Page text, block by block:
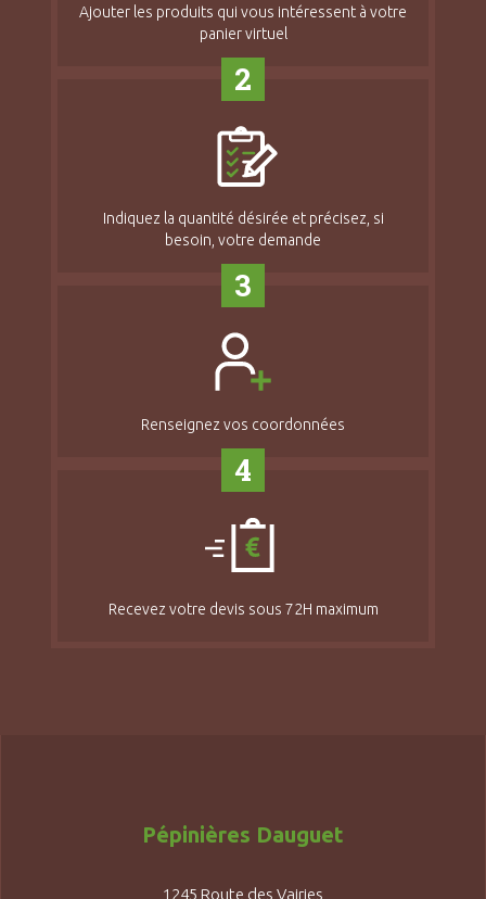
Ajouter les produits qui vous intéressent à votre
panier virtuel
2
Indiquez la quantité désirée et précisez, si
besoin, votre demande
3
Renseignez vos coordonnées
4
Recevez votre devis sous 72H maximum
Pépinières Dauguet
1245 Route des Vairies